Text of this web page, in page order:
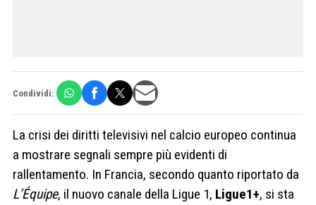
Condividi:
La crisi dei diritti televisivi nel calcio europeo continua
a mostrare segnali sempre più evidenti di
rallentamento. In Francia, secondo quanto riportato da
L’Équipe, il nuovo canale della Ligue 1, Ligue1+, si sta